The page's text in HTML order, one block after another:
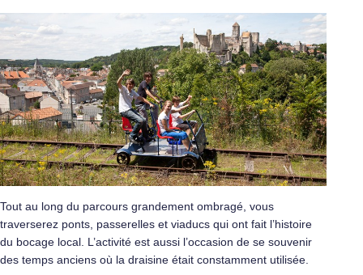
Tout au long du parcours grandement ombragé, vous
traverserez ponts, passerelles et viaducs qui ont fait l’histoire
du bocage local. L’activité est aussi l’occasion de se souvenir
des temps anciens où la draisine était constamment utilisée.